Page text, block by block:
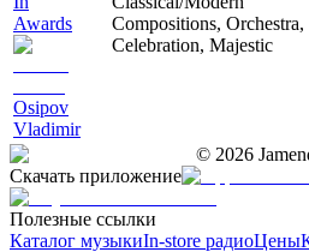
Awards
Osipov
Vladimir
Compositions, Orchestra,
Celebration, Majestic
© 2026
Скачать приложение
Полезные ссылки
Каталог музыкиIn-store радиоЦены